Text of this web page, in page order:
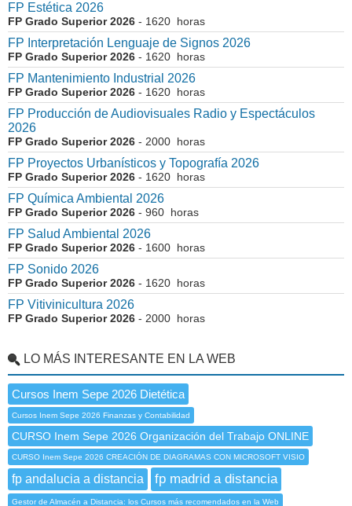
FP Estética 2026
FP Grado Superior 2026 - 1620 horas
FP Interpretación Lenguaje de Signos 2026
FP Grado Superior 2026 - 1620 horas
FP Mantenimiento Industrial 2026
FP Grado Superior 2026 - 1620 horas
FP Producción de Audiovisuales Radio y Espectáculos
2026
FP Grado Superior 2026 - 2000 horas
FP Proyectos Urbanísticos y Topografía 2026
FP Grado Superior 2026 - 1620 horas
FP Química Ambiental 2026
FP Grado Superior 2026 - 960 horas
FP Salud Ambiental 2026
FP Grado Superior 2026 - 1600 horas
FP Sonido 2026
FP Grado Superior 2026 - 1620 horas
FP Vitivinicultura 2026
FP Grado Superior 2026 - 2000 horas
LO MÁS INTERESANTE EN LA WEB
Cursos Inem Sepe 2026 Dietética
Cursos Inem Sepe 2026 Finanzas y Contabilidad
CURSO Inem Sepe 2026 Organización del Trabajo ONLINE
CURSO Inem Sepe 2026 CREACIÓN DE DIAGRAMAS CON MICROSOFT VISIO
fp andalucia a distancia fp madrid a distancia
Gestor de Almacén a Distancia: los Cursos más recomendados en la Web